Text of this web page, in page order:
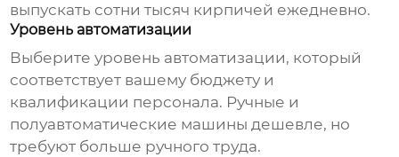
выпускать сотни тысяч кирпичей ежедневно.
Уровень автоматизации
Выберите уровень автоматизации, который
соответствует вашему бюджету и
квалификации персонала. Ручные и
полуавтоматические машины дешевле, но
требуют больше ручного труда.